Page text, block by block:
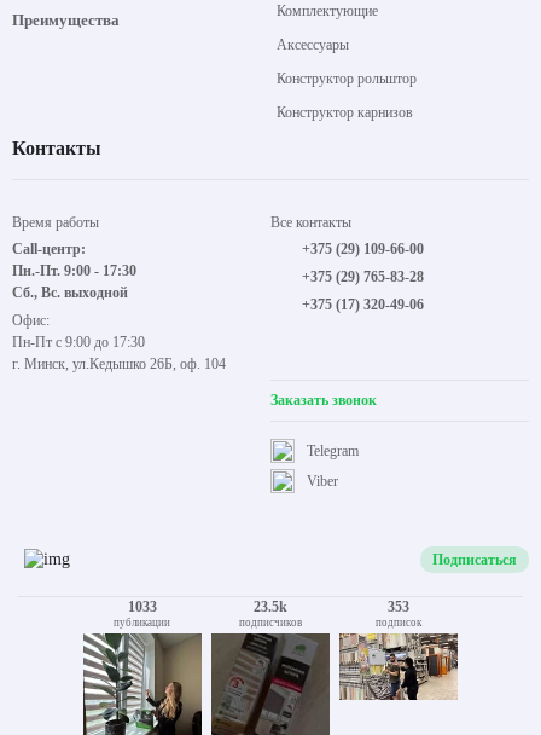
Преимущества
Комплектующие
Аксессуары
Конструктор рольштор
Конструктор карнизов
Контакты
Время работы
Call-центр:
Пн.-Пт. 9:00 - 17:30
Сб., Вс. выходной
Офис:
Пн-Пт с 9:00 до 17:30
г. Минск, ул.Кедышко 26Б, оф. 104
Все контакты
+375 (29) 109-66-00
+375 (29) 765-83-28
+375 (17) 320-49-06
Заказать звонок
Viber
Telegram
Подписаться
1033
публикации
23.5k
подписчиков
353
подписок